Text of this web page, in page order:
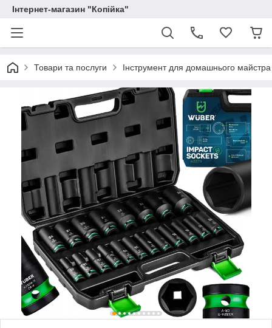
Інтернет-магазин "Копійка"
Товари та послуги Інструмент для домашнього майстра